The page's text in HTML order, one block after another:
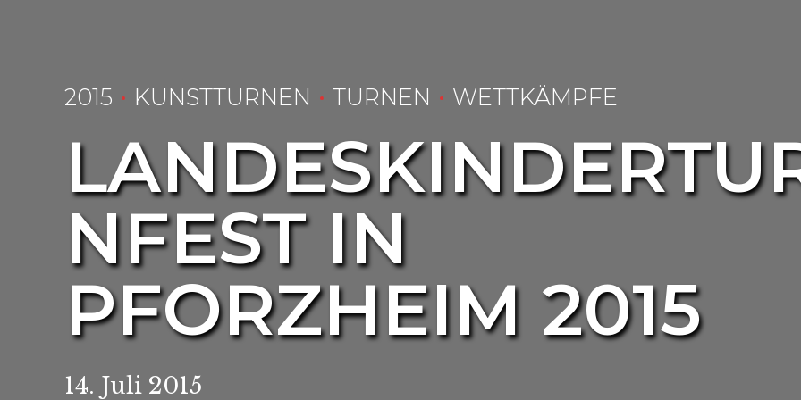
2015 KUNSTTURNEN TURNEN WETTKÄMPFE
NFEST IN
PFORZHEIM 2015
14. Juli 2015